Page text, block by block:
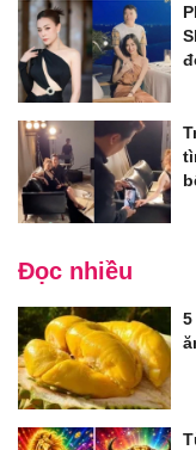
Đọc nhiều